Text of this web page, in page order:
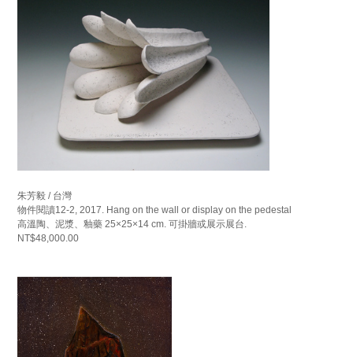
朱芳毅 / 台灣
物件閱讀12-2, 2017. Hang on the wall or display on the pedestal
高溫陶、泥漿、釉藥 25×25×14 cm. 可掛牆或展示展台.
NT$48,000.00